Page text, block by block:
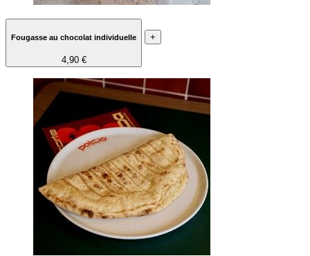
Fougasse au chocolat individuelle
4,90 €
+